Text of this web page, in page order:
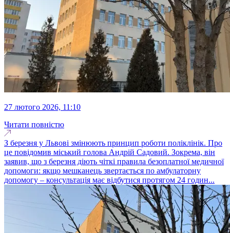
27 лютого 2026, 11:10
Читати повністю
З березня у Львові змінюють принцип роботи поліклінік. Про
це повідомив міський голова Андрій Садовий. Зокрема, він
заявив, що з березня діють чіткі правила безоплатної медичної
допомоги: якщо мешканець звертається по амбулаторну
допомогу – консультація має відбутися протягом 24 годин...